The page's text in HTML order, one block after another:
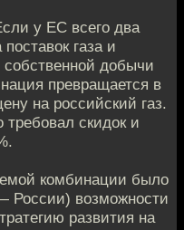
у ЕС всего два
газа и
добычи
превращается в
на российский газ.
скидок и
комбинации было
России) возможности
развития на